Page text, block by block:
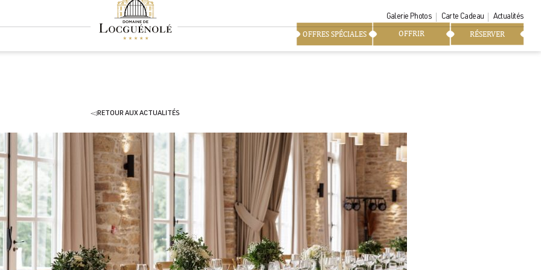
Galerie Photos Carte Cadeau Actualités
RÉSERVER
OFFRIR
OFFRES SPÉCIALES
RETOUR AUX ACTUALITÉS